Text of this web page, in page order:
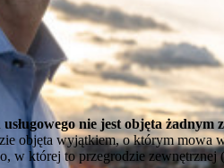
nie jest objęta żadnym
objęta wyjątkiem, o którym mowa
w której to przegrodzie zewnętrznej